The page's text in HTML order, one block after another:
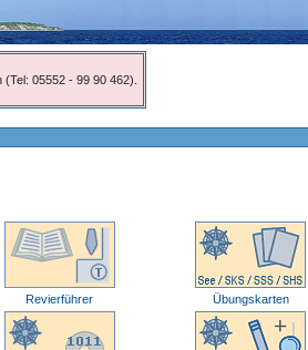
05552 - 99 90 462).
Revierführer Übungskarten